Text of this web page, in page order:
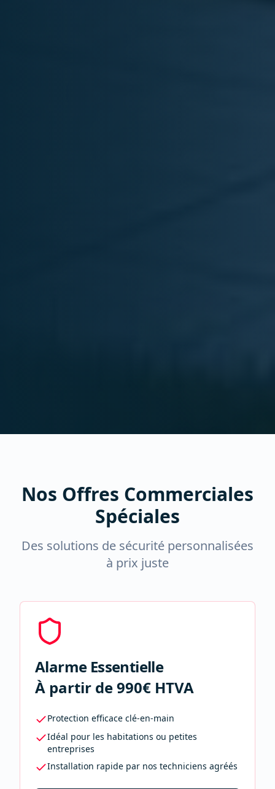
Nos Offres Commerciales
Spéciales
Des solutions de sécurité personnalisées
à prix juste
Alarme Essentielle
À partir de 990€ HTVA
Protection efficace clé-en-main
Idéal pour les habitations ou petites
entreprises
Installation rapide par nos techniciens agréés